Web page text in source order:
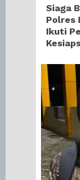
Siaga
Polres
Ikuti